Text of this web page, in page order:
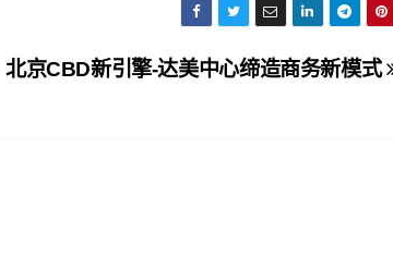
北京CBD新引擎-达美中心缔造商务新模式